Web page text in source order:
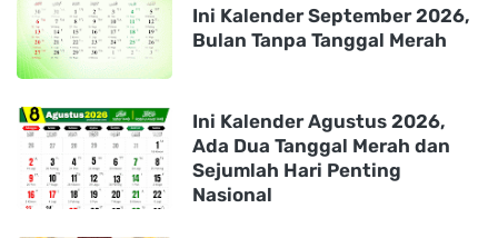
Ini Kalender September 2026,
Bulan Tanpa Tanggal Merah
Ini Kalender Agustus 2026,
Ada Dua Tanggal Merah dan
Sejumlah Hari Penting
Nasional